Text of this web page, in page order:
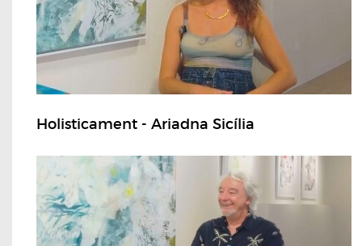
Holisticament - Ariadna Sicília